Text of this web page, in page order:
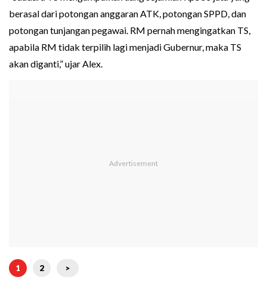
berasal dari potongan anggaran ATK, potongan SPPD, dan
potongan tunjangan pegawai. RM pernah mengingatkan TS,
apabila RM tidak terpilih lagi menjadi Gubernur, maka TS
akan diganti,” ujar Alex.
1 2 >